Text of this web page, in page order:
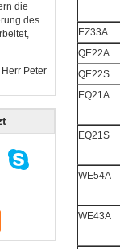
die
des
Peter
EZ33A
QE22A
QE22S
EQ21A
EQ21S
WE54A
WE43A